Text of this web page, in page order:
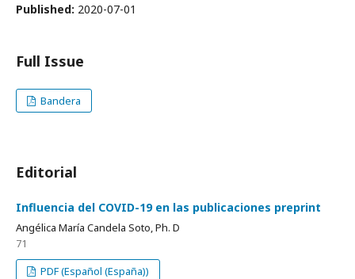
Published: 2020-07-01
Full Issue
Bandera
Editorial
Influencia del COVID-19 en las publicaciones preprint
Angélica María Candela Soto, Ph. D
71
PDF (Español (España))